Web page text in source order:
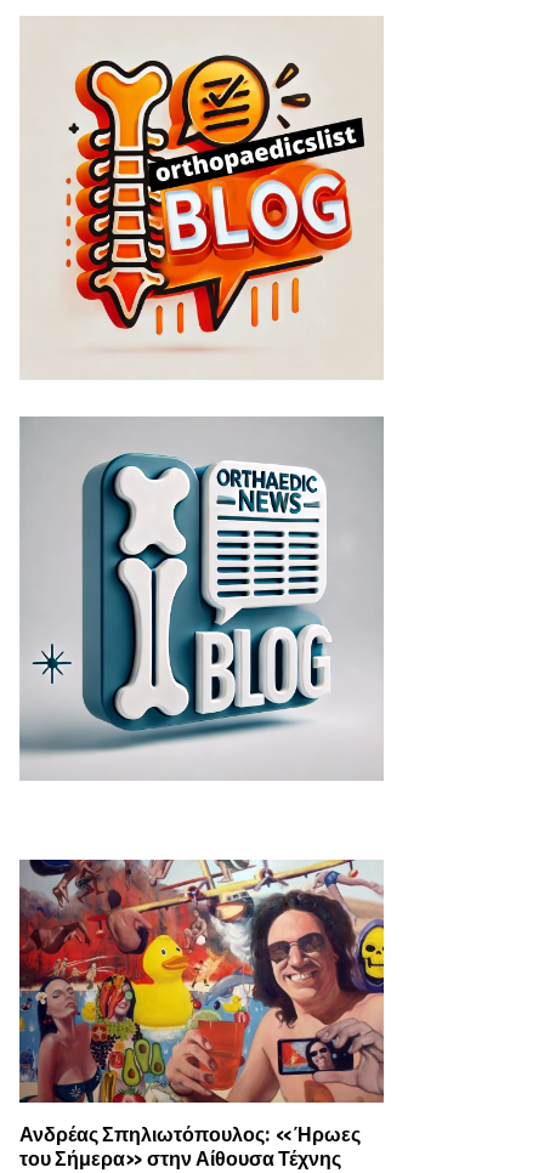
Ανδρέας Σπηλιωτόπουλος: «Ήρωες
του Σήμερα» στην Αίθουσα Τέχνης